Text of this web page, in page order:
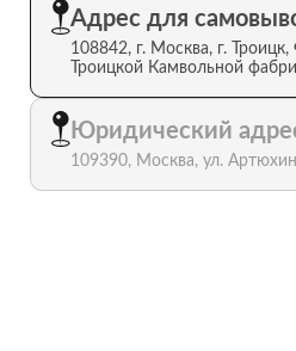
Адрес для
108842, г. Москва, г.
Троицкой Камвольной
Юридический
109390, Москва, ул.